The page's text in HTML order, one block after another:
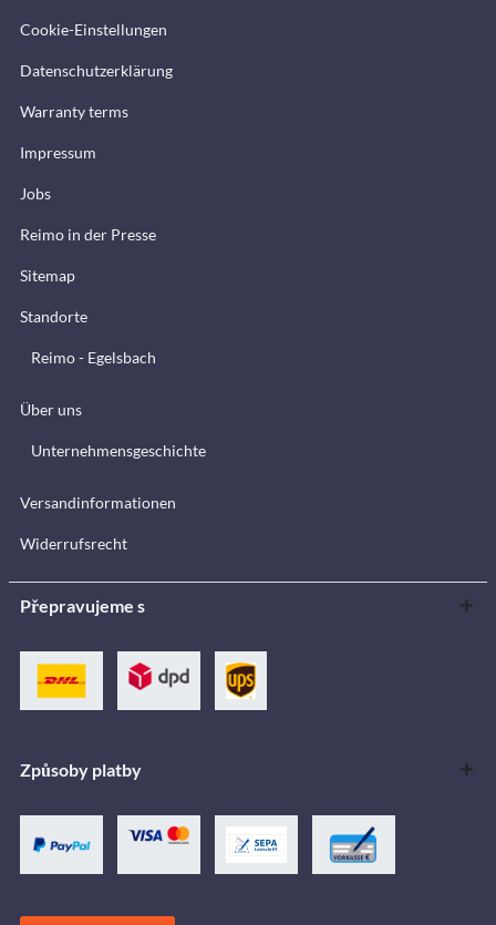
Cookie-Einstellungen
Datenschutzerklärung
Warranty terms
Impressum
Jobs
Reimo in der Presse
Sitemap
Standorte
Reimo - Egelsbach
Über uns
Unternehmensgeschichte
Versandinformationen
Widerrufsrecht
Přepravujeme s
Způsoby platby